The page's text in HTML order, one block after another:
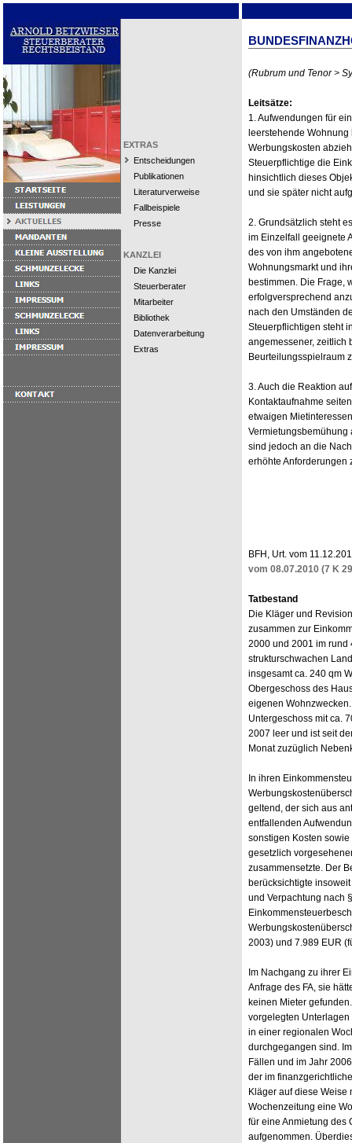
EXTRAS
Entscheidungen
Publikationen
Literaturverweise
Fallbeispiele
Presse
KANZLEI
Die Kanzlei
Steuerberater
Mitarbeiter
Bibliothek
Datenverarbeitung
Extras
(Rubrum und Tenor >
Leitsätze:
1. Aufwendungen für
leerstehende
Werbungskosten
Steuerpflichtige die
hinsichtlich dieses
und sie später nicht
2. Grundsätzlich steht
im Einzelfall geeignete
des von ihm
Wohnungsmarkt und
bestimmen. Die Frage,
erfolgversprechend
nach den Umständen
Steuerpflichtigen steht
angemessener, zeitlich
Beurteilungsspielraum
3. Auch die Reaktion
Kontaktaufnahme
etwaigen
Vermietungsbemühung
sind jedoch an die
erhöhte Anforderungen
BFH, Urt. vom
vom 08.07.2010 (7 K
Tatbestand
Die Kläger und
zusammen zur
2000 und 2001 im rund
strukturschwachen
insgesamt ca. 240 qm
Obergeschoss des
eigenen
Untergeschoss mit ca.
2007 leer und ist seit
Monat zuzüglich
In ihren
geltend, der sich aus
entfallenden
sonstigen Kosten
gesetzlich
zusammensetzte. Der
berücksichtigte
und Verpachtung nach
2003) und 7.989 EUR
Im Nachgang zu ihrer
Anfrage des FA, sie
keinen Mieter
vorgelegten
in einer regionalen
durchgegangen sind.
Fällen und im Jahr
der im
Kläger auf diese
Wochenzeitung eine
für eine Anmietung des
aufgenommen.